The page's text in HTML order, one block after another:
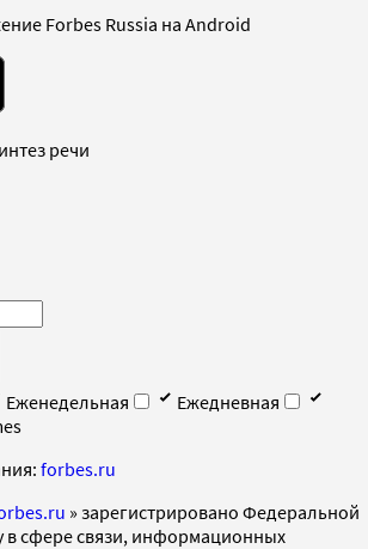
Forbes Russia на Android
речи
Еженедельная
Ежедневная
forbes.ru
» зарегистрировано Федеральной
в сфере связи, информационных